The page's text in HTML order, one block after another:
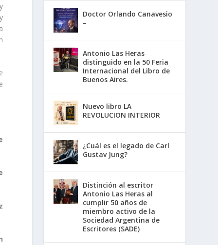
Doctor Orlando Canavesio
–
Antonio Las Heras
distinguido en la 50 Feria
Internacional del Libro de
Buenos Aires.
Nuevo libro LA
REVOLUCION INTERIOR
¿Cuál es el legado de Carl
Gustav Jung?
Distinción al escritor
Antonio Las Heras al
cumplir 50 años de
miembro activo de la
Sociedad Argentina de
Escritores (SADE)